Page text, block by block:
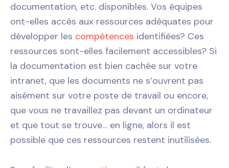
documentation, etc. disponibles. Vos équipes
ont-elles accès aux ressources adéquates pour
développer les compétences identifiées? Ces
ressources sont-elles facilement accessibles? Si
la documentation est bien cachée sur votre
intranet, que les documents ne s’ouvrent pas
aisément sur votre poste de travail ou encore,
que vous ne travaillez pas devant un ordinateur
et que tout se trouve… en ligne, alors il est
possible que ces ressources restent inutilisées.